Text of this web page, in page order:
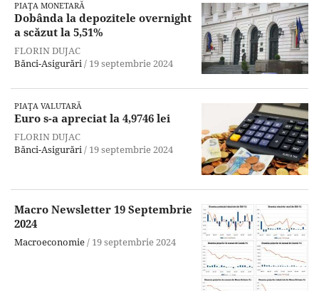
PIAŢA MONETARĂ
Dobânda la depozitele overnight
a scăzut la 5,51%
FLORIN DUJAC
Bănci-Asigurări/ 19 septembrie 2024
PIAŢA VALUTARĂ
Euro s-a apreciat la 4,9746 lei
FLORIN DUJAC
Bănci-Asigurări/ 19 septembrie 2024
Macro Newsletter 19 Septembrie
2024
Macroeconomie/ 19 septembrie 2024